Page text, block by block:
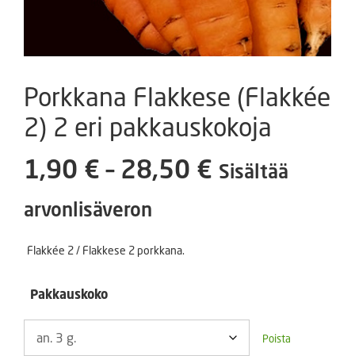
Porkkana Flakkese (Flakkée
2) 2 eri pakkauskokoja
1,90 € – 28,50 € Sisältää
arvonlisäveron
Flakkée 2 / Flakkese 2 porkkana.
Pakkauskoko
Poista